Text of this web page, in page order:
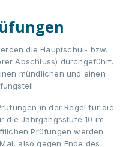
die Hauptschul- bzw.
Abschluss) durchgeführt.
mündlichen und einen
in der Regel für die
die Jahrgangsstufe 10 im
Prüfungen werden
also gegen Ende des